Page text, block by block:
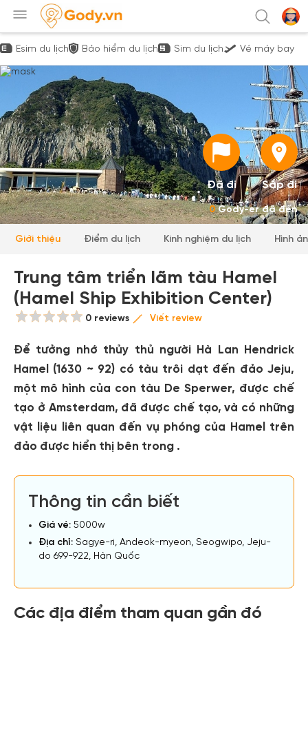
Esim du lịch Bảo hiểm du lịch Sim du lịch Vé máy bay
Đã đi Sắp đi
0Gody-er đã đến
Giới thiệu Điểm du lịch Kinh nghiệm du lịch Hình
Trung tâm triển lãm tàu Hamel
(Hamel Ship Exhibition Center)
0 reviews Viết review
Để tưởng nhớ thủy thủ người Hà Lan Hendrick
Hamel (1630 ~ 92) có tàu trôi dạt đến đảo Jeju,
một mô hình của con tàu De Sperwer, được chế
tạo ở Amsterdam, đã được chế tạo, và có những
vật liệu liên quan đến vụ phóng của Hamel trên
đảo được hiển thị bên trong .
Thông tin cần biết
Giá vé: 5000w
Địa chỉ: Sagye-ri, Andeok-myeon, Seogwipo, Jeju-
do 699-922, Hàn Quốc
Các địa điểm tham quan gần đó